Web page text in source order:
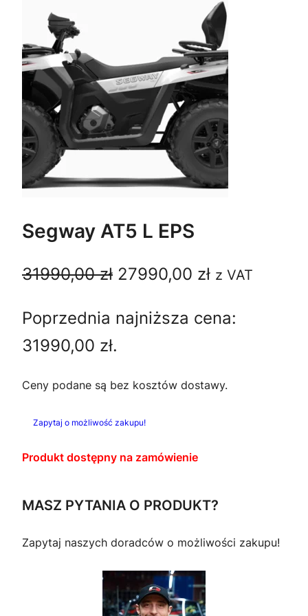
Segway AT5 L EPS
31990,00zł P
e
w
n
e
n
a
27990,00 złA
t
a
n
z VAT
Poprzednia najniższa cena:
31990,00 zł.
Ceny podane są bez kosztów dostawy.
Zapytaj o możliwość zakupu!
Produkt dostępny na zamówienie
MASZ PYTANIA O PRODUKT?
Zapytaj naszych doradców o możliwości zakupu!